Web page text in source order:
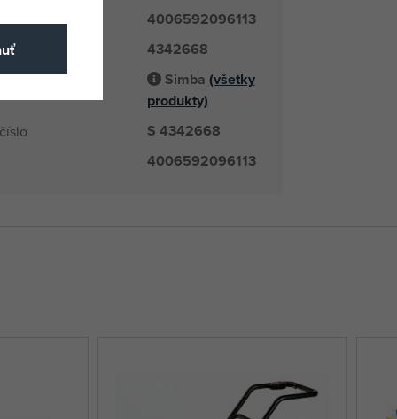
4006592096113
číslo 4342668
Simba (všetky
produkty)
S 4342668
4006592096113